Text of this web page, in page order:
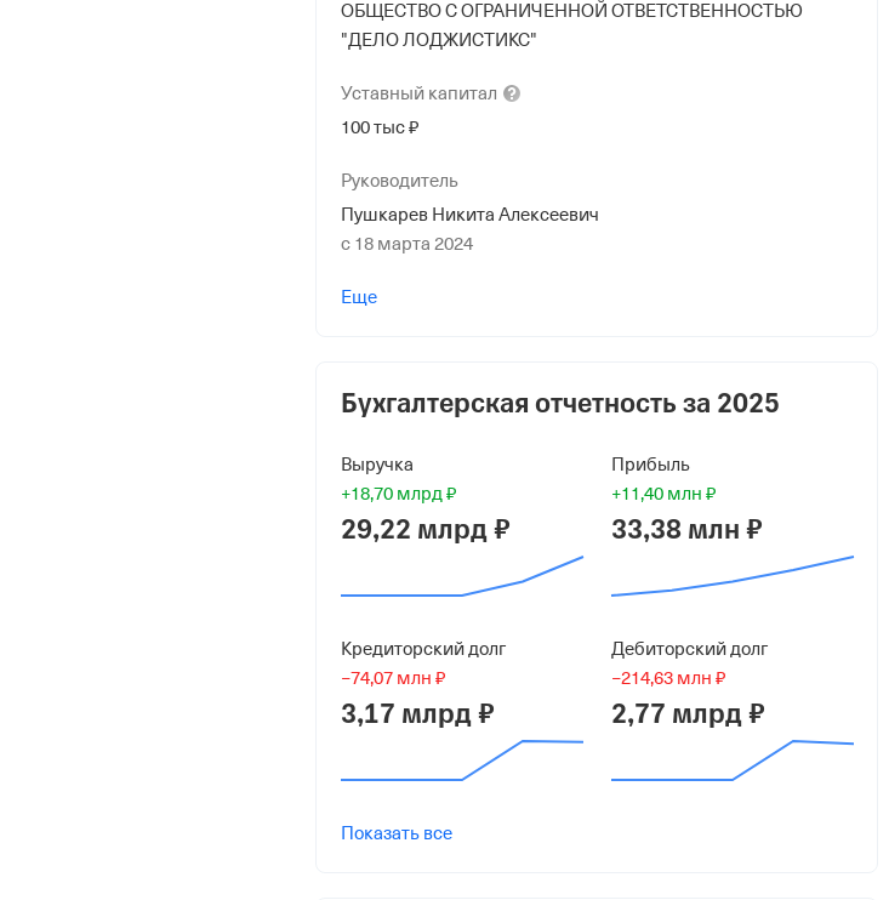
ОБЩЕСТВО С ОГРАНИЧЕННОЙ ОТВЕТСТВЕННОСТЬЮ
"ДЕЛО ЛОДЖИСТИКС"
Уставный капитал
100 тыс ₽
Руководитель
Пушкарев Никита Алексеевич
с 18 марта 2024
Акционерное Общество "Бизнес Альянс"
Общество С Ограниченной Ответственностью
"Автомобильная Дорога №1"
АКЦИОНЕРНОЕ ОБЩЕСТВО "БИЗНЕСАРГУМЕНТ"
40 000 ₽ (40%)
Дата регистрации
13 января 2021
Краткое название
Юридический адрес
Еще
Бухгалтерская отчетность за 2025
Выручка
+18,70 млрд ₽
29,22 млрд ₽
Прибыль
+11,40 млн ₽
33,38 млн ₽
Кредиторский долг
−74,07 млн ₽
3,17 млрд ₽
Дебиторский долг
−214,63 млн ₽
2,77 млрд ₽
Показать все